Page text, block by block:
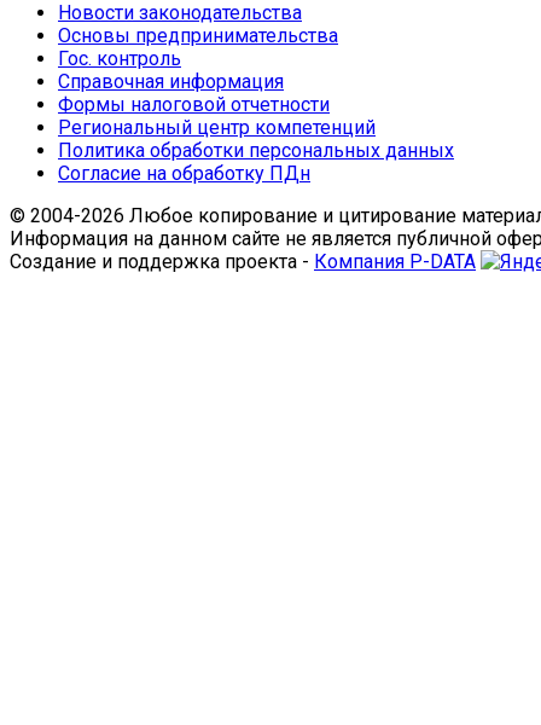
Новости законодательства
Основы предпринимательства
Гос. контроль
Справочная информация
Формы налоговой отчетности
Региональный центр компетенций
Политика обработки персональных данных
Согласие на обработку ПДн
© 2004-2026 Любое копирование и цитирование
Информация на данном сайте не является публичной
Создание и поддержка проекта - Компания P-DATA